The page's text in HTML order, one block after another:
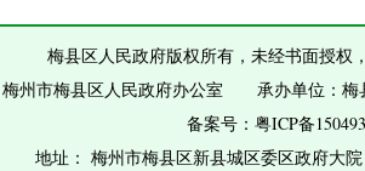
梅县区人民政府版权所有，未经书面授权
梅州市梅县区人民政府办公室 承办单位：梅
备案号： 粤ICP备
地址： 梅州市梅县区新县城区委区政府